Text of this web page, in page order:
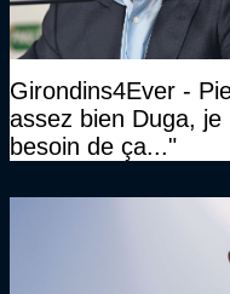
Girondins4Ever -
assez bien Duga, je
besoin de ça..."